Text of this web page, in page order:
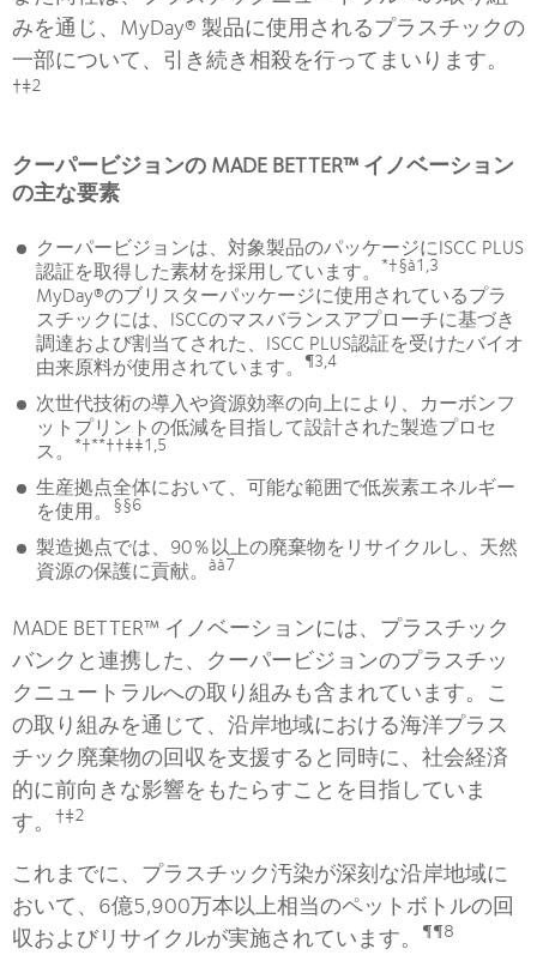
みを通じ、MyDay® 製品に使用されるプラスチックの
一部について、引き続き相殺を行ってまいります。
†‡2
クーパービジョンの MADE BETTER™ イノベーション
の主な要素
クーパービジョンは、対象製品のパッケージにISCC PLUS
認証を取得した素材を採用しています。 *†§à1,3
MyDay®のブリスターパッケージに使用されているプラ
スチックには、ISCCのマスバランスアプローチに基づき
調達および割当てされた、ISCC PLUS認証を受けたバイオ
由来原料が使用されています。 ¶3,4
次世代技術の導入や資源効率の向上により、カーボンフ
ットプリントの低減を目指して設計された製造プロセ
ス。 *†**††‡‡1,5
生産拠点全体において、可能な範囲で低炭素エネルギー
を使用。 §§6
製造拠点では、90％以上の廃棄物をリサイクルし、天然
資源の保護に貢献。 àà7
MADE BETTER™ イノベーションには、プラスチック
バンクと連携した、クーパービジョンのプラスチッ
クニュートラルへの取り組みも含まれています。こ
の取り組みを通じて、沿岸地域における海洋プラス
チック廃棄物の回収を支援すると同時に、社会経済
的に前向きな影響をもたらすことを目指していま
す。 †‡2
これまでに、プラスチック汚染が深刻な沿岸地域に
おいて、6億5,900万本以上相当のペットボトルの回
収およびリサイクルが実施されています。 ¶¶8